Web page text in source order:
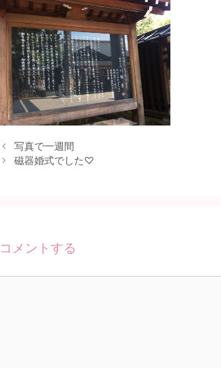
写真で一週間
磁器婚式でした♡
コメントする